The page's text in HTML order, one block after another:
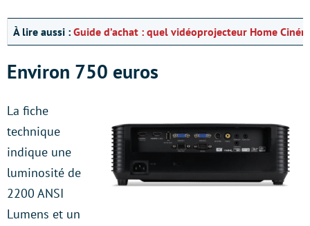
À lire aussi : Guide d’achat : quel vidéoprojecteur Home
Environ 750 euros
La fiche
technique
indique une
luminosité de
2200 ANSI
Lumens et un